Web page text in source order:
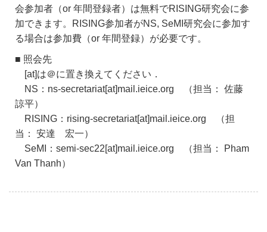
会参加者（or 年間登録者）は無料でRISING研究会に参
加できます。RISING参加者がNS, SeMI研究会に参加す
る場合は参加費（or 年間登録）が必要です。
■ 照会先
[at]は＠に置き換えてください．
NS：ns-secretariat[at]mail.ieice.org （担当： 佐藤
諒平）
RISING：rising-secretariat[at]mail.ieice.org （担
当： 安達 宏一）
SeMI：semi-sec22[at]mail.ieice.org （担当： Pham
Van Thanh）